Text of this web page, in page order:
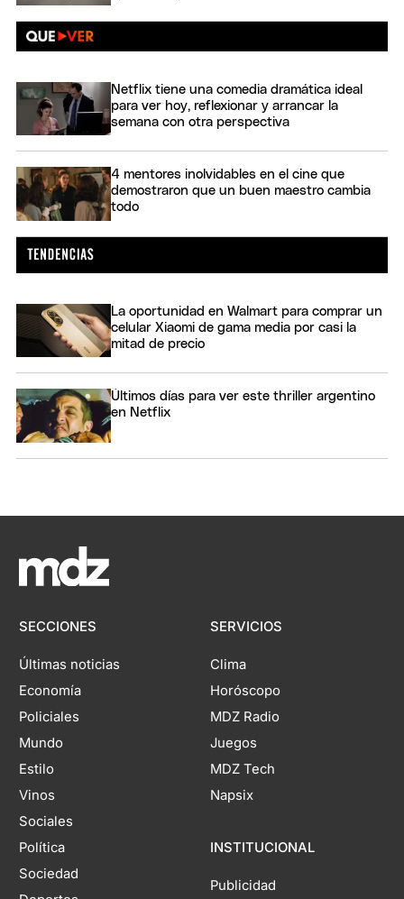
Netflix tiene una comedia dramática ideal
para ver hoy, reflexionar y arrancar la
semana con otra perspectiva
4 mentores inolvidables en el cine que
demostraron que un buen maestro cambia
todo
La oportunidad en Walmart para comprar un
celular Xiaomi de gama media por casi la
mitad de precio
Últimos días para ver este thriller argentino
en Netflix
SECCIONES
Últimas noticias
Economía
Policiales
Mundo
Estilo
Vinos
Sociales
Política
Sociedad
SERVICIOS
Clima
Horóscopo
MDZ Radio
Juegos
MDZ Tech
Napsix
INSTITUCIONAL
Publicidad